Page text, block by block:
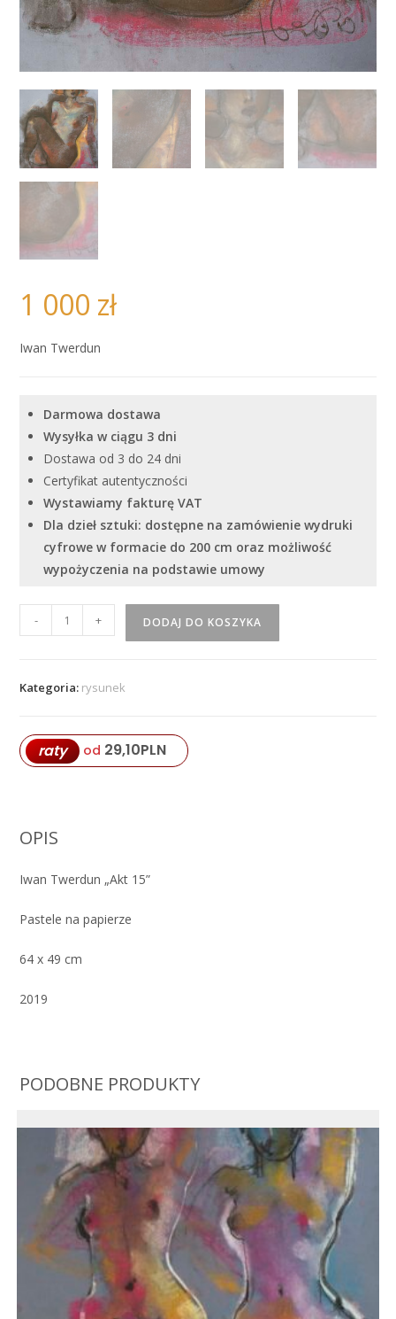
1 000 zł
Iwan Twerdun
Darmowa dostawa
Wysyłka w ciągu 3 dni
Dostawa od 3 do 24 dni
Certyfikat autentyczności
Wystawiamy fakturę VAT
Dla dzieł sztuki: dostępne na zamówienie wydruki
cyfrowe w formacie do 200 cm oraz możliwość
wypożyczenia na podstawie umowy
Iwan
"Akt
- + DODAJ DO KOSZYKA
Kategoria: rysunek
raty od 29,10PLN
OPIS
Iwan Twerdun „Akt 15”
Pastele na papierze
64 x 49 cm
2019
PODOBNE PRODUKTY